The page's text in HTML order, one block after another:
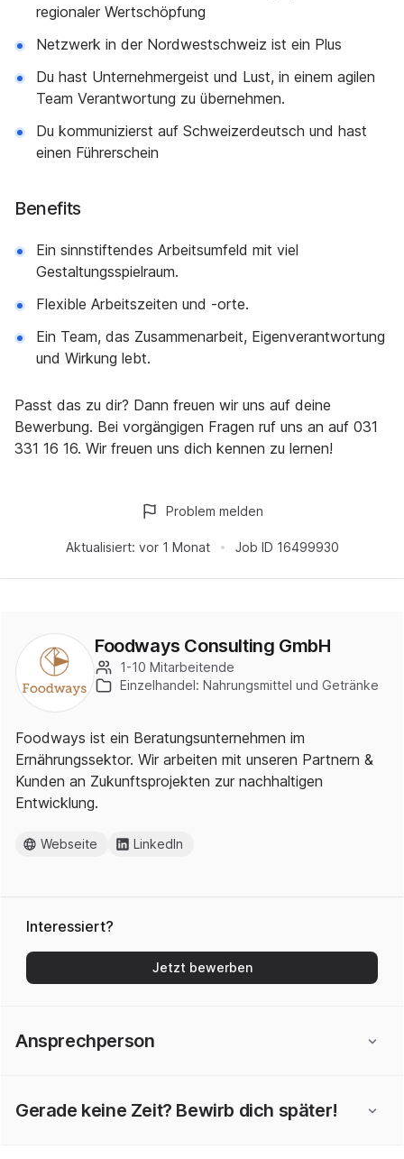
regionaler Wertschöpfung
Netzwerk in der Nordwestschweiz ist ein Plus
Du hast Unternehmergeist und Lust, in einem agilen
Team Verantwortung zu übernehmen.
Du kommunizierst auf Schweizerdeutsch und hast
einen Führerschein
Benefits
Ein sinnstiftendes Arbeitsumfeld mit viel
Gestaltungsspielraum.
Flexible Arbeitszeiten und -orte.
Ein Team, das Zusammenarbeit, Eigenverantwortung
und Wirkung lebt.
Passt das zu dir? Dann freuen wir uns auf deine
Bewerbung. Bei vorgängigen Fragen ruf uns an auf 031
331 16 16. Wir freuen uns dich kennen zu lernen!
Aktualisiert: vor 1 Monat Job ID 16499930
Problem melden
Foodways Consulting GmbH
1-10 Mitarbeitende
Einzelhandel: Nahrungsmittel und Getränke
Foodways ist ein Beratungsunternehmen im
Ernährungssektor. Wir arbeiten mit unseren Partnern &
Kunden an Zukunftsprojekten zur nachhaltigen
Entwicklung.
Webseite LinkedIn
Interessiert?
Jetzt bewerben
Ansprechperson
Gerade keine Zeit? Bewirb dich später!